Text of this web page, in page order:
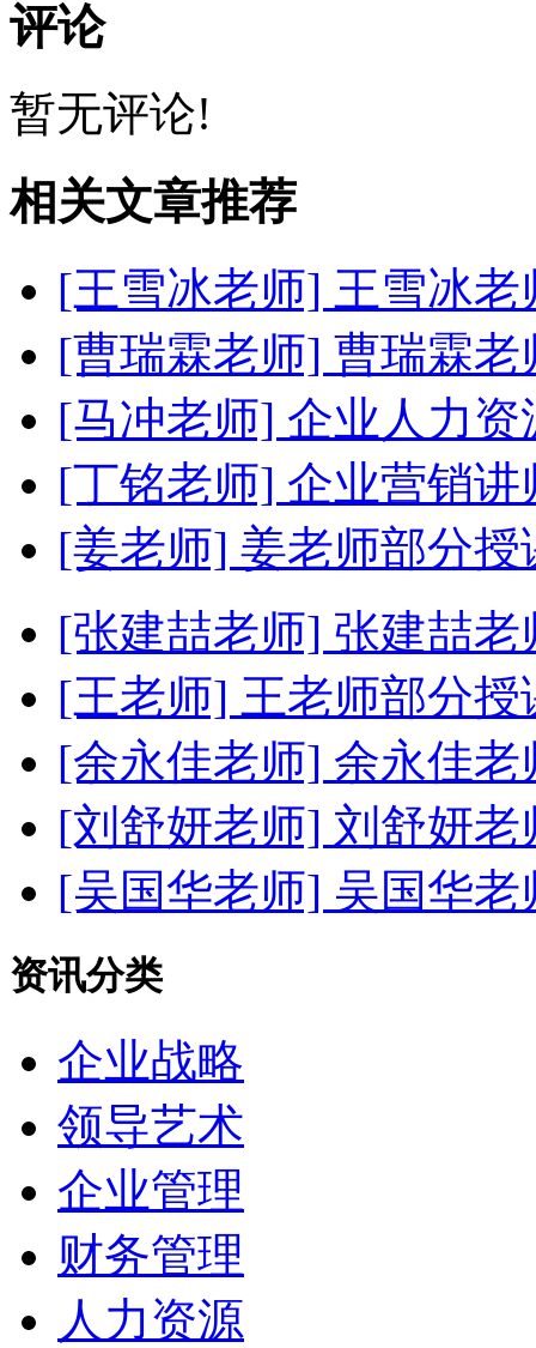
评论
暂无评论!
相关文章推荐
[王雪冰老师] 王雪冰老
[曹瑞霖老师] 曹瑞霖老
[马冲老师] 企业人力
[丁铭老师] 企业营销
[姜老师] 姜老师部分授
[张建喆老师] 张建喆老
[王老师] 王老师部分
[余永佳老师] 余永佳老
[刘舒妍老师] 刘舒妍老
[吴国华老师] 吴国华老
资讯分类
企业战略
领导艺术
企业管理
财务管理
人力资源